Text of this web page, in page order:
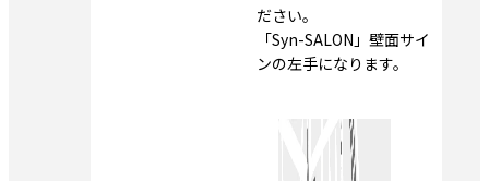
ださい。
「Syn-SALON」壁面サイ
ンの左手になります。